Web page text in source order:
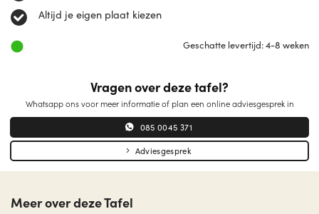
Altijd je eigen plaat kiezen
Geschatte levertijd: 4-8 weken
Vragen over deze tafel?
Whatsapp ons voor meer informatie of plan een online adviesgesprek in
085 0045 371
Adviesgesprek
Meer over deze Tafel